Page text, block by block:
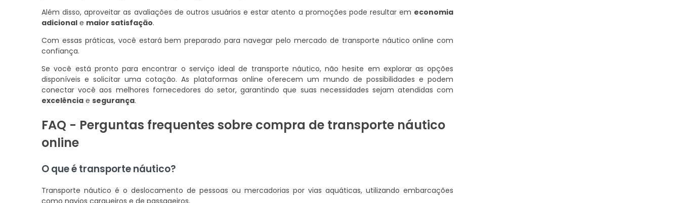
Além disso, aproveitar as avaliações de outros usuários e estar atento a promoções pode resultar em economia
adicional e maior satisfação.
Com essas práticas, você estará bem preparado para navegar pelo mercado de transporte náutico online com
confiança.
Se você está pronto para encontrar o serviço ideal de transporte náutico, não hesite em explorar as opções
disponíveis e solicitar uma cotação. As plataformas online oferecem um mundo de possibilidades e podem
conectar você aos melhores fornecedores do setor, garantindo que suas necessidades sejam atendidas com
excelência e segurança.
FAQ - Perguntas frequentes sobre compra de transporte náutico
online
O que é transporte náutico?
Transporte náutico é o deslocamento de pessoas ou mercadorias por vias aquáticas, utilizando embarcações